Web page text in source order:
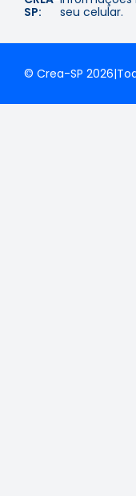
SP:
seu celular.
© Crea-SP 2026|